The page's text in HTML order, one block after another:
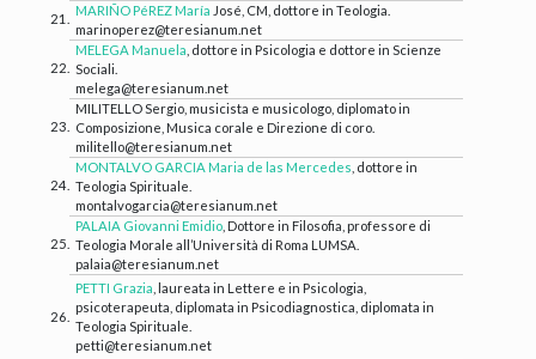
21.
MARIÑO PéREZ María José, CM, dottore in Teologia.
marinoperez@teresianum.net
22.
MELEGA Manuela , dottore in Psicologia e dottore in Scienze
Sociali.
melega@teresianum.net
23.
MILITELLO Sergio, musicista e musicologo, diplomato in
Composizione, Musica corale e Direzione di coro.
militello@teresianum.net
24.
MONTALVO GARCIA Maria de las Mercedes , dottore in
Teologia Spirituale.
montalvogarcia@teresianum.net
25.
PALAIA Giovanni Emidio , Dottore in Filosofia, professore di
Teologia Morale all’Università di Roma LUMSA.
palaia@teresianum.net
26.
PETTI Grazia , laureata in Lettere e in Psicologia,
psicoterapeuta, diplomata in Psicodiagnostica, diplomata in
Teologia Spirituale.
petti@teresianum.net